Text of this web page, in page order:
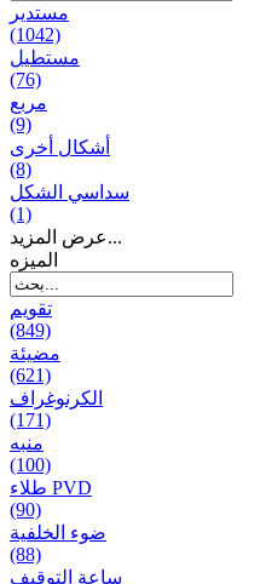
مستدير
(1042)
مستطيل
(76)
مربع
(9)
أشكال أخرى
(8)
سداسي الشكل
(1)
عرض المزيد...
المیزه
تقويم
(849)
مضيئة
(621)
الكرنوغراف
(171)
منبه
(100)
طلاء PVD
(90)
ضوء الخلفية
(88)
ساعة التوقيف